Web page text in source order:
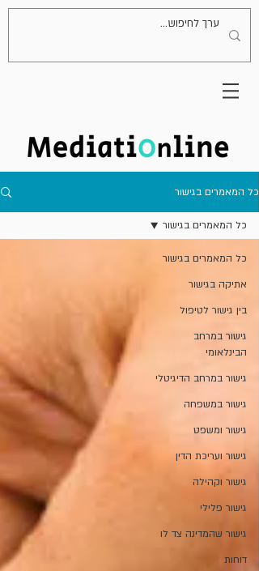
כל המאמרים בגישור
כל המאמרים בגישור
אתיקה בגישור
בין גישור לטיפול
גישור במרחב
הבינלאומי
גישור במרחב הדיגיטלי
גישור במשפחה
גישור ומשפט
גישור ועריכת הדין
גישור וקהילה
גישור פלילי
גישור שהמדינה צד לו
דוחות
כל המאמרים בגישור